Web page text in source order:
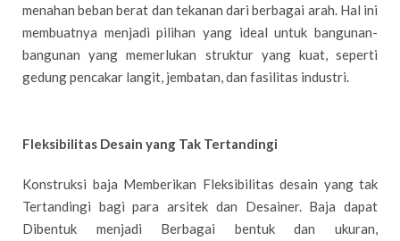
menahan beban berat dan tekanan dari berbagai arah. Hal ini
membuatnya menjadi pilihan yang ideal untuk bangunan-
bangunan yang memerlukan struktur yang kuat, seperti
gedung pencakar langit, jembatan, dan fasilitas industri.
Fleksibilitas Desain yang Tak Tertandingi
Konstruksi baja Memberikan Fleksibilitas desain yang tak
Tertandingi bagi para arsitek dan Desainer. Baja dapat
Dibentuk menjadi Berbagai bentuk dan ukuran,